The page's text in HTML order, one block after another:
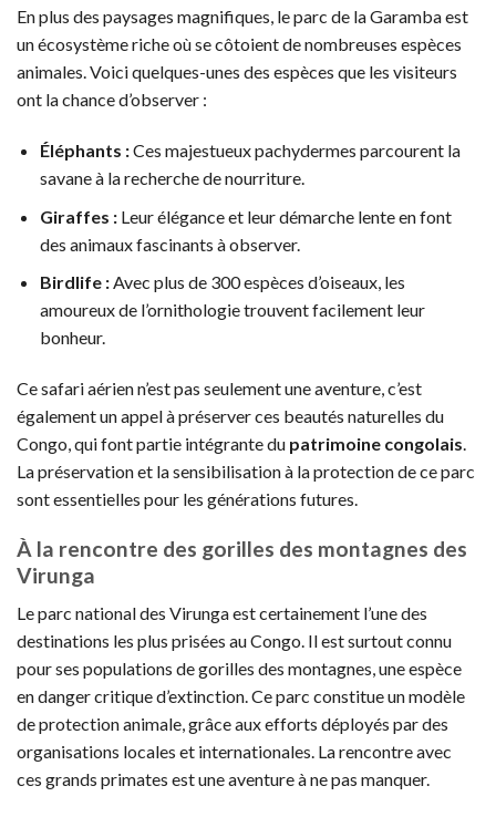
En plus des paysages magnifiques, le parc de la Garamba est
un écosystème riche où se côtoient de nombreuses espèces
animales. Voici quelques-unes des espèces que les visiteurs
ont la chance d’observer :
Éléphants :Ces majestueux pachydermes parcourent la
savane à la recherche de nourriture.
Giraffes :Leur élégance et leur démarche lente en font
des animaux fascinants à observer.
Birdlife :Avec plus de 300 espèces d’oiseaux, les
amoureux de l’ornithologie trouvent facilement leur
bonheur.
Ce safari aérien n’est pas seulement une aventure, c’est
également un appel à préserver ces beautés naturelles du
Congo, qui font partie intégrante du patrimoine congolais.
La préservation et la sensibilisation à la protection de ce parc
sont essentielles pour les générations futures.
À la rencontre des gorilles des montagnes des
Virunga
Le parc national des Virunga est certainement l’une des
destinations les plus prisées au Congo. Il est surtout connu
pour ses populations de gorilles des montagnes, une espèce
en danger critique d’extinction. Ce parc constitue un modèle
de protection animale, grâce aux efforts déployés par des
organisations locales et internationales. La rencontre avec
ces grands primates est une aventure à ne pas manquer.